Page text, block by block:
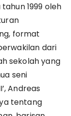
1999 oleh
format
dari
sekolah yang
seni
Andreas
tentang